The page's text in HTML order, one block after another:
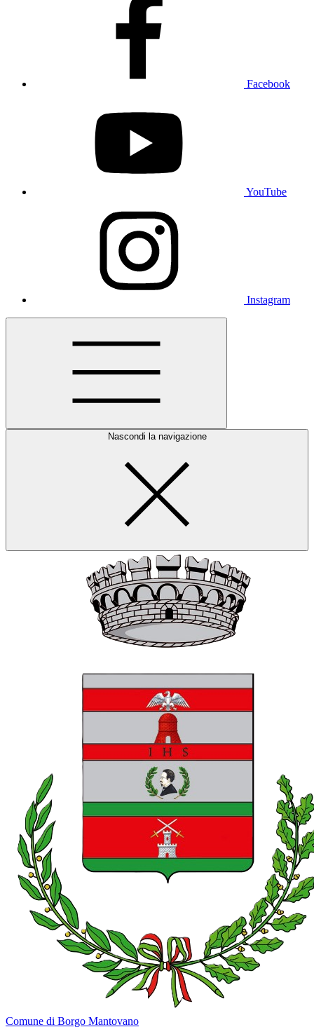
Facebook
YouTube
Instagram
Nascondi la navigazione
Comune di Borgo Mantovano